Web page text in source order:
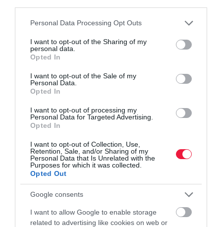
Please note that this website/app uses one or more Google
not limited to your visit or usage behaviour. You may click to
grant or deny consent to Google and its third-party tags to
use your data for below specified purposes in below Google
consent section.
Personal Data Processing Opt Outs
I want to opt-out of the Sharing of my
personal data.
Opted In
I want to opt-out of the Sale of my
Personal Data.
Opted In
I want to opt-out of processing my
Personal Data for Targeted Advertising.
Opted In
I want to opt-out of Collection, Use,
Retention, Sale, and/or Sharing of my
Personal Data that Is Unrelated with the
Purposes for which it was collected.
Opted Out
Google consents
I want to allow Google to enable storage
related to advertising like cookies on web or
kiberbiztonság
bűnöző